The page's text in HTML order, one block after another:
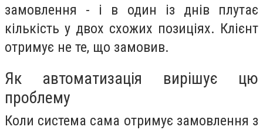
замовлення - і в один із днів плутає
кількість у двох схожих позиціях. Клієнт
отримує не те, що замовив.
Як автоматизація вирішує цю
проблему
Коли система сама отримує замовлення з